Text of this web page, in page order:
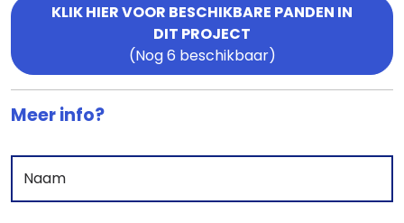
KLIK HIER VOOR BESCHIKBARE PANDEN IN
DIT PROJECT
(Nog 6 beschikbaar)
Meer info?